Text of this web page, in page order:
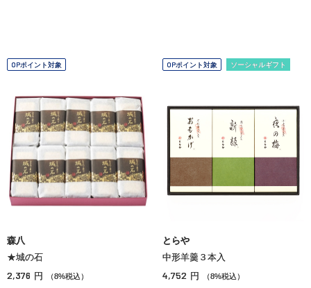
OPポイント対象
森八
★城の石
2,376 円 （8%税込）
OPポイント対象 ソーシャルギフト
とらや
中形羊羹３本入
4,752 円 （8%税込）